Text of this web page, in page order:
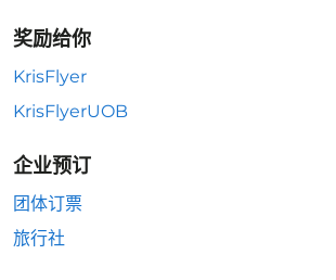
奖励给你
KrisFlyer
KrisFlyerUOB
企业预订
团体订票
旅行社